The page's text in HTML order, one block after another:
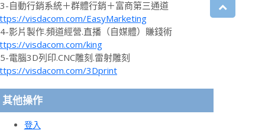
自動行銷系統＋群體行銷＋富商第三通道
visdacom.com/EasyMarketing
影片製作.頻道經營.直播（自媒體）賺錢術
visdacom.com/king
電腦3D列印.CNC雕刻.雷射雕刻
visdacom.com/3Dprint
其他操作
登入